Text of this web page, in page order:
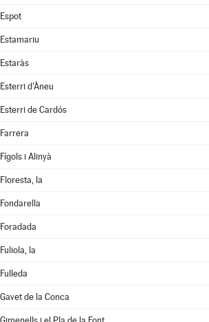
Espot
Estamariu
Estaràs
Esterri d'Àneu
Esterri de Cardós
Farrera
Fígols i Alinyà
Floresta, la
Fondarella
Foradada
Fuliola, la
Fulleda
Gavet de la Conca